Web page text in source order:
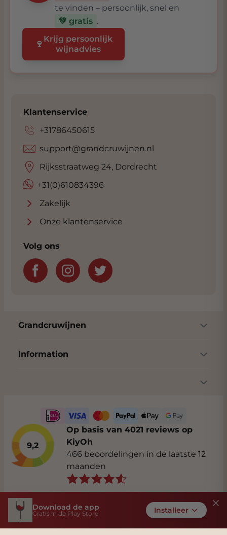
te vinden – persoonlijk, snel en
💚 gratis .
🍷 Krijg persoonlijk
wijnadvies
Klantenservice
+31786450615
+31(0)610834396
support@grandcruwijnen.nl
Rijksstraatweg 24, Dordrecht
Zakelijk
Onze klantenservice
Volg ons
Grandcruwijnen
Information
9,2
Op basis van 4021 reviews op
KiyOh
466 beoordelingen in de laatste 12
maanden
Algemene voorwaarden Privacybeleid
Download de app
Gratis in de Play Store Installeer